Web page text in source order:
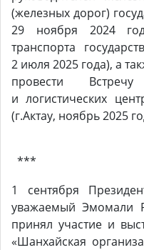
(железных дорог)
29 ноября 2024
транспорта
2 июля 2025 года), а
провести
и логистических
(г.Актау, ноябрь 2025
***
1 сентября
уважаемый Эмомали
принял участие и
«Шанхайская